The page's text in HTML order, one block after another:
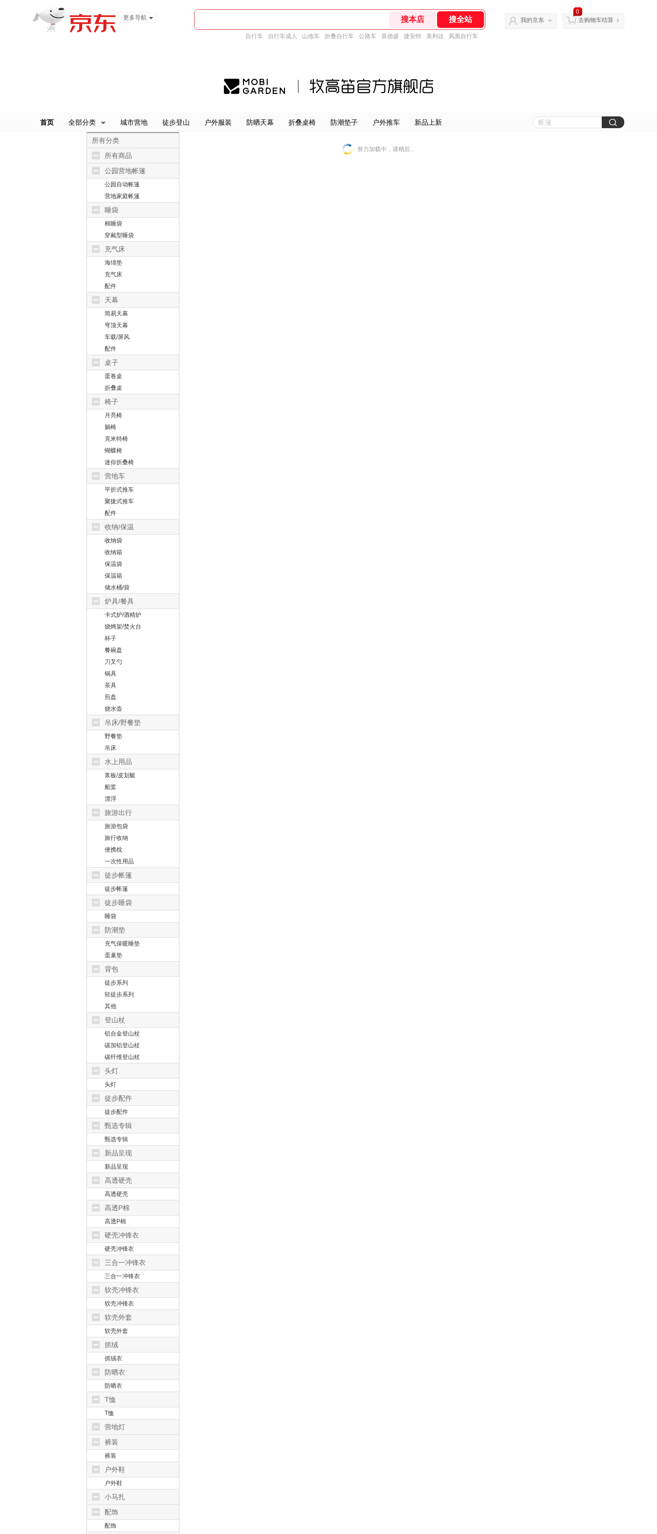
更多导航
自行车 自行车成人 山地车 折叠自行车 公路车 喜德盛 捷安特 美利达 凤凰自行车
我的京东
0
去购物车结算
首页 全部分类 城市营地 徒步登山 户外服装 防晒天幕 折叠桌椅 防潮垫子 户外推车 新品上新
所有分类
所有商品
公园营地帐篷
公园自动帐篷
营地家庭帐篷
睡袋
棉睡袋
穿戴型睡袋
充气床
海绵垫
充气床
配件
天幕
简易天幕
穹顶天幕
车载/屏风
配件
桌子
蛋卷桌
折叠桌
椅子
月亮椅
躺椅
克米特椅
蝴蝶椅
迷你折叠椅
营地车
平折式推车
聚拢式推车
配件
收纳/保温
收纳袋
收纳箱
保温袋
保温箱
储水桶/袋
炉具/餐具
卡式炉/酒精炉
烧烤架/焚火台
杯子
餐碗盘
刀叉勺
锅具
茶具
煎盘
烧水壶
吊床/野餐垫
野餐垫
吊床
水上用品
浆板/皮划艇
船桨
漂浮
旅游出行
旅游包袋
旅行收纳
便携枕
一次性用品
徒步帐篷
徒步帐篷
徒步睡袋
睡袋
防潮垫
充气保暖睡垫
蛋巢垫
背包
徒步系列
轻徒步系列
其他
登山杖
铝合金登山杖
碳加铝登山杖
碳纤维登山杖
头灯
头灯
徒步配件
徒步配件
甄选专辑
甄选专辑
新品呈现
新品呈现
高透硬壳
高透硬壳
高透P棉
高透P棉
硬壳冲锋衣
硬壳冲锋衣
三合一冲锋衣
三合一冲锋衣
软壳冲锋衣
软壳冲锋衣
软壳外套
软壳外套
抓绒
抓绒衣
防晒衣
防晒衣
T恤
T恤
营地灯
裤装
裤装
户外鞋
户外鞋
小马扎
配饰
配饰
努力加载中，请稍后...